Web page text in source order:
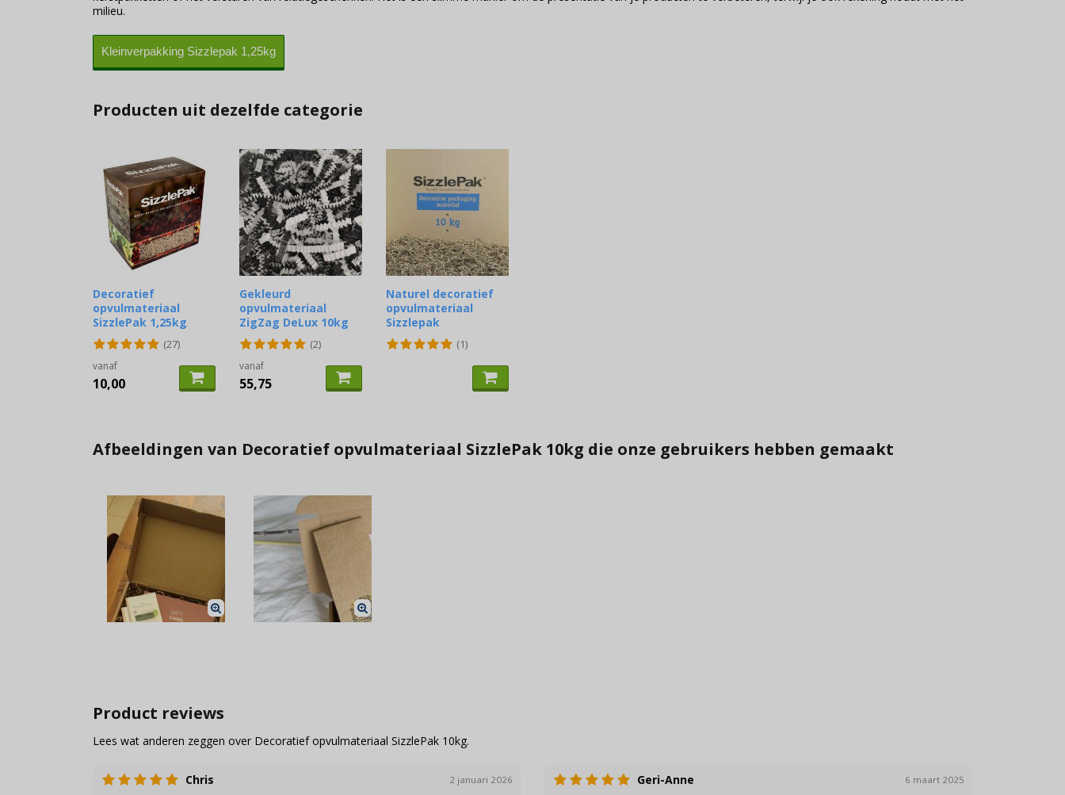
milieu.
Kleinverpakking Sizzlepak 1,25kg
Producten uit dezelfde categorie
Decoratief
opvulmateriaal
SizzlePak 1,25kg
(27)
vanaf
10,00
Gekleurd
opvulmateriaal
ZigZag DeLux 10kg
(2)
vanaf
55,75
Naturel decoratief
opvulmateriaal
Sizzlepak
(1)
Afbeeldingen van Decoratief opvulmateriaal SizzlePak 10kg die onze gebruikers hebben gemaakt
Product reviews
Lees wat anderen zeggen over Decoratief opvulmateriaal SizzlePak 10kg.
Chris 2 januari 2026 Geri-Anne 6 maart 2025